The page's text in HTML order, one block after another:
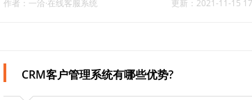
作者：一洽·在线客服系统
更新：2021-11-15
CRM客户管理系统有哪些优势?